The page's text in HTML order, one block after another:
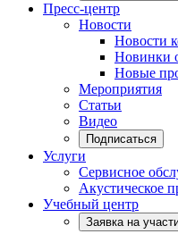
Пресс-центр
Новости
Новости
Новинки
Новые
Мероприятия
Статьи
Видео
Подписаться
Услуги
Сервисное
Акустическое
Учебный центр
Заявка на